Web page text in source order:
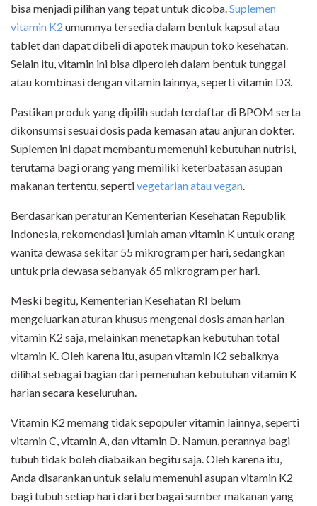
bisa menjadi pilihan yang tepat untuk dicoba.Suplemen
vitamin K2 umumnya tersedia dalam bentuk kapsul atau
tablet dan dapat dibeli di apotek maupun toko kesehatan.
Selain itu, vitamin ini bisa diperoleh dalam bentuk tunggal
atau kombinasi dengan vitamin lainnya, seperti vitamin D3.
Pastikan produk yang dipilih sudah terdaftar di BPOM serta
dikonsumsi sesuai dosis pada kemasan atau anjuran dokter.
Suplemen ini dapat membantu memenuhi kebutuhan nutrisi,
terutama bagi orang yang memiliki keterbatasan asupan
makanan tertentu, sepertivegetarian atau vegan.
Berdasarkan peraturan Kementerian Kesehatan Republik
Indonesia, rekomendasi jumlah aman vitamin K untuk orang
wanita dewasa sekitar 55 mikrogram per hari, sedangkan
untuk pria dewasa sebanyak 65 mikrogram per hari.
Meski begitu, Kementerian Kesehatan RI belum
mengeluarkan aturan khusus mengenai dosis aman harian
vitamin K2 saja, melainkan menetapkan kebutuhan total
vitamin K. Oleh karena itu, asupan vitamin K2 sebaiknya
dilihat sebagai bagian dari pemenuhan kebutuhan vitamin K
harian secara keseluruhan.
Vitamin K2 memang tidak sepopuler vitamin lainnya, seperti
vitamin C, vitamin A, dan vitamin D. Namun, perannya bagi
tubuh tidak boleh diabaikan begitu saja. Oleh karena itu,
Anda disarankan untuk selalu memenuhi asupan vitamin K2
bagi tubuh setiap hari dari berbagai sumber makanan yang